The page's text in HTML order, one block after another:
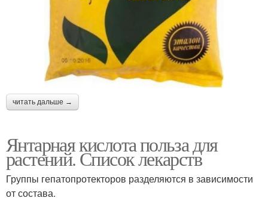
читать дальше →
Янтарная кислота польза для
растений. Список лекарств
Группы гепатопротекторов разделяются в зависимости
от состава.